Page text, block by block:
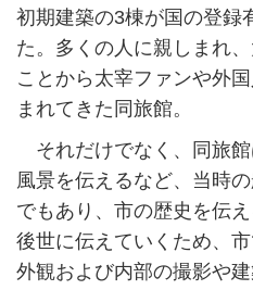
初期建築の3棟が国の登録
た。多くの人に親しまれ
ことから太宰ファンや外
まれてきた同旅館。
それだけでなく、同旅
風景を伝えるなど、当時
でもあり、市の歴史を伝
後世に伝えていくため、
外観および内部の撮影や